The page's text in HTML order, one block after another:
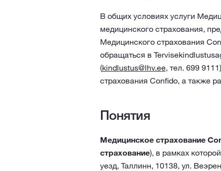
В общих условиях услуги
медицинского страхования,
Медицинского страхования
обращаться в
(kindlustus@lhv.ee, тел. 699 9111
страхования Confido, а также
Понятия
Медицинское страхование
страхование), в рамках
уезд, Таллинн, 10138, ул.